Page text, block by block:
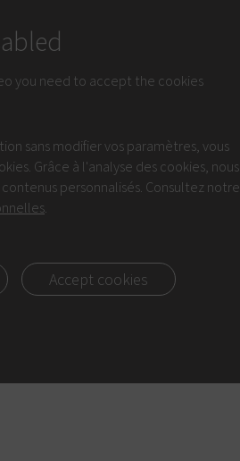
you need to accept the cookies
sans modifier vos paramètres, vous
Grâce à l'analyse des cookies, nous
personnalisés. Consultez notre
Accept cookies